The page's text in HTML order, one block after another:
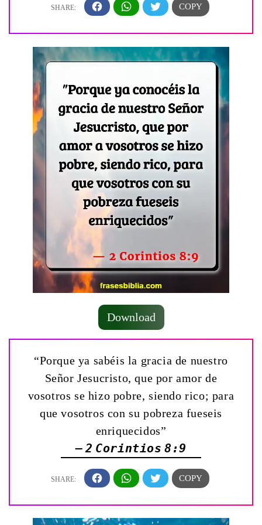
Download
“Porque ya sabéis la gracia de nuestro
Señor Jesucristo, que por amor de
vosotros se hizo pobre, siendo rico; para
que vosotros con su pobreza fueseis
enriquecidos”
— 2 Corintios 8:9